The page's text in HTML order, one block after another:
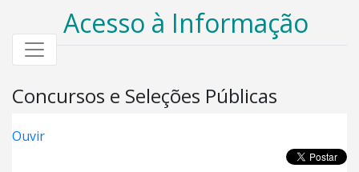
Acesso à Informação
Concursos e Seleções Públicas
Ouvir